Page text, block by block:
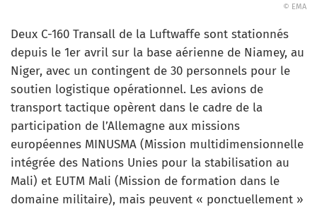
© EMA
Deux C-160 Transall de la Luftwaffe sont stationnés
depuis le 1er avril sur la base aérienne de Niamey, au
Niger, avec un contingent de 30 personnels pour le
soutien logistique opérationnel. Les avions de
transport tactique opèrent dans le cadre de la
participation de l’Allemagne aux missions
européennes MINUSMA (Mission multidimensionnelle
intégrée des Nations Unies pour la stabilisation au
Mali) et EUTM Mali (Mission de formation dans le
domaine militaire), mais peuvent « ponctuellement »